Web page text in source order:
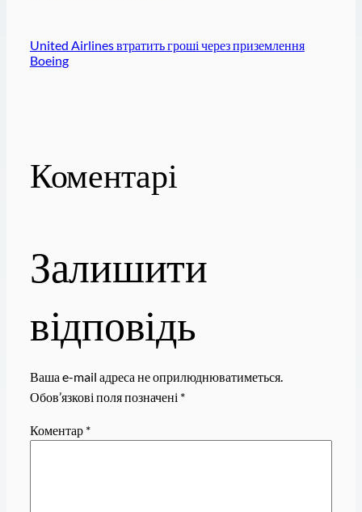
United Airlines втратить гроші через приземлення
Boeing
Коментарі
Залишити
відповідь
Ваша e-mail адреса не оприлюднюватиметься.
Обов’язкові поля позначені *
Коментар *